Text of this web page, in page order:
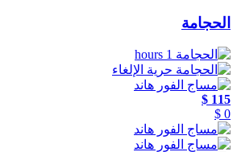
الحجامة
1 hours
حرية الإلغاء
115 $
0 $